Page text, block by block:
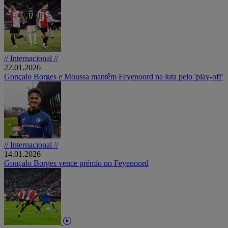
// Internacional //
22.01.2026
Gonçalo Borges e Moussa mantêm Feyenoord na luta pelo 'play-off'
// Internacional //
14.01.2026
Gonçalo Borges vence prémio no Feyenoord